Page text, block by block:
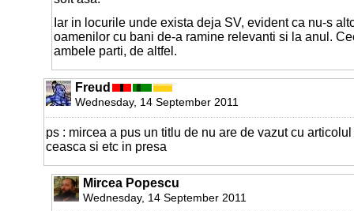
Iar in locurile unde exista deja SV, evident ca nu-s
oamenilor cu bani de-a ramine relevanti si la anul.
ambele parti, de altfel.
Freud
Wednesday, 14 September 2011
ps : mircea a pus un titlu de nu are de vazut cu
ceasca si etc in presa
Mircea Popescu
Wednesday, 14 September 2011